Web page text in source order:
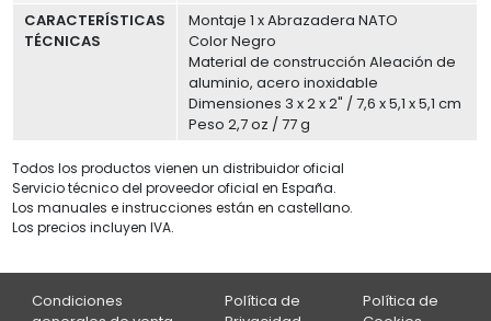
CARACTERÍSTICAS
TÉCNICAS
Montaje 1 x Abrazadera NATO
Color Negro
Material de construcción Aleación de
aluminio, acero inoxidable
Dimensiones 3 x 2 x 2" / 7,6 x 5,1 x 5,1 cm
Peso 2,7 oz / 77 g
Todos los productos vienen un distribuidor oficial
Servicio técnico del proveedor oficial en España.
Los manuales e instrucciones están en castellano.
Los precios incluyen IVA.
Condiciones
Política de
Política de